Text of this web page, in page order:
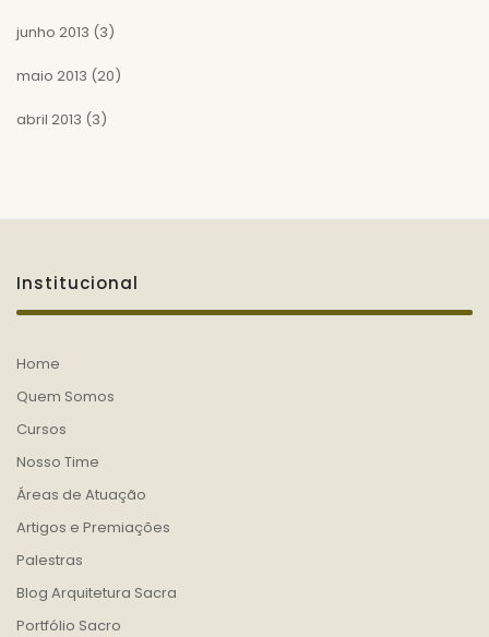
junho 2013 (3)
maio 2013 (20)
abril 2013 (3)
Institucional
Home
Quem Somos
Cursos
Nosso Time
Áreas de Atuação
Artigos e Premiações
Palestras
Blog Arquitetura Sacra
Portfólio Sacro